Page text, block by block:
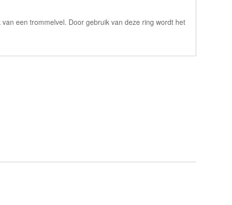
een trommelvel. Door gebruik van deze ring wordt het